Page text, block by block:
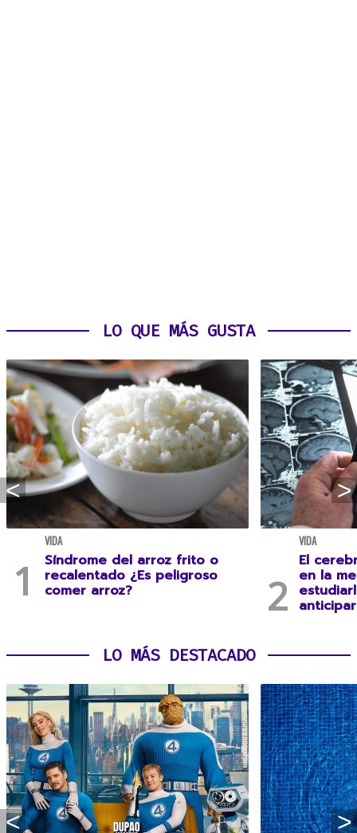
LO QUE MÁS GUSTA
VIDA
Síndrome del arroz frito o
recalentado ¿Es peligroso
comer arroz?
VIDA
El
en la
LO MÁS DESTACADO